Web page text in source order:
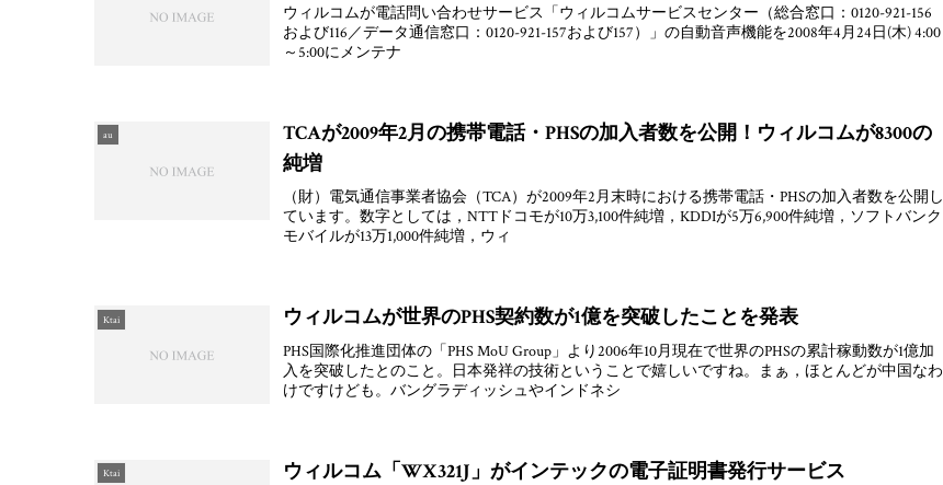
ウィルコムが電話問い合わせサービス「ウィルコムサービスセンター（総合窓口：0120-921-156
および116／データ通信窓口：0120-921-157および157）」の自動音声機能を2008年4月24日(木) 4:00
～5:00にメンテナ
au
TCAが2009年2月の携帯電話・PHSの加入者数を公開！ウィルコムが8300の
純増
（財）電気通信事業者協会（TCA）が2009年2月末時における携帯電話・PHSの加入者数を公開し
ています。数字としては，NTTドコモが10万3,100件純増，KDDIが5万6,900件純増，ソフトバンク
モバイルが13万1,000件純増，ウィ
Ktai ウィルコムが世界のPHS契約数が1億を突破したことを発表
PHS国際化推進団体の「PHS MoU Group」より2006年10月現在で世界のPHSの累計稼動数が1億加
入を突破したとのこと。日本発祥の技術ということで嬉しいですね。まぁ，ほとんどが中国なわ
けですけども。バングラディッシュやインドネシ
Ktai
ウィルコム「WX321J」がインテックの電子証明書発行サービス